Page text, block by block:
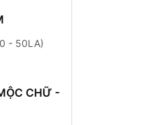
- 50LA)
CHỮ -